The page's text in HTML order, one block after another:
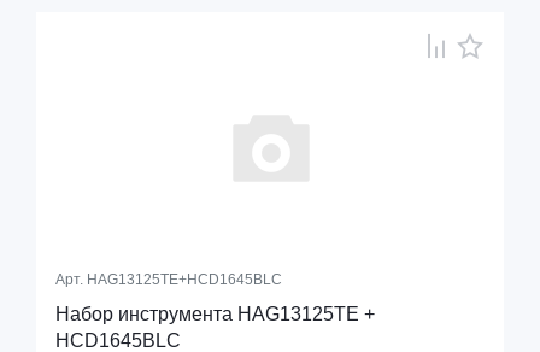
Арт. HAG13125TE+HCD1645BLC
Набор инструмента HAG13125TE +
HCD1645BLC